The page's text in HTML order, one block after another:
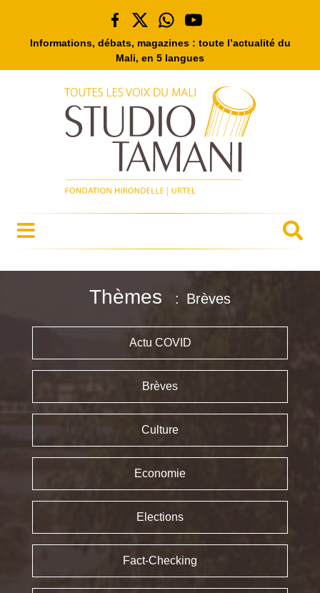
Informations, débats, magazines : toute l’actualité du
Mali, en 5 langues
Thèmes Brèves
Actu COVID
Brèves
Culture
Economie
Elections
Fact-Checking